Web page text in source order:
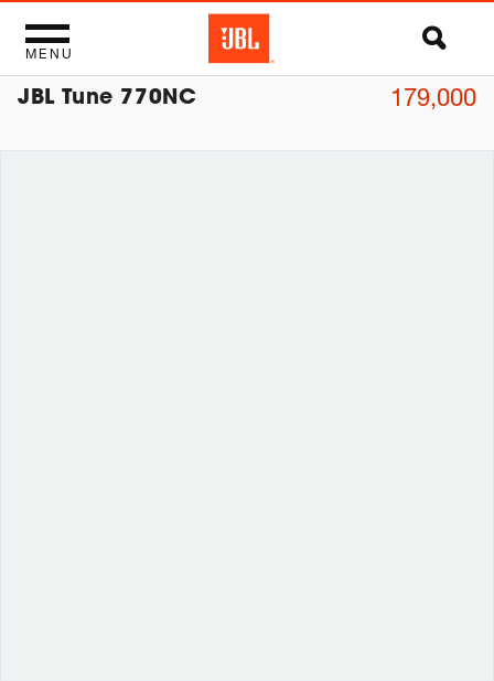
MENU
JBL Tune 770NC 179,000